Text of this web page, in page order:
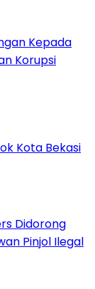
Kepada
Korupsi
Kota Bekasi
Didorong
Pinjol Ilegal